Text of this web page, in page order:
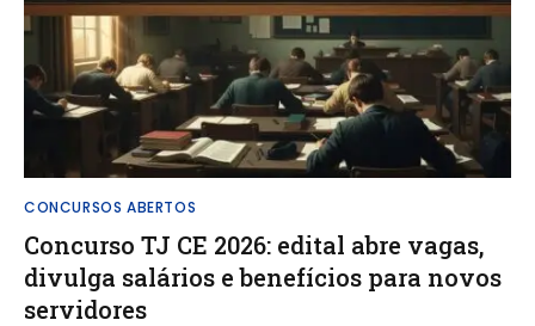
CONCURSOS ABERTOS
Concurso TJ CE 2026: edital abre vagas,
divulga salários e benefícios para novos
servidores